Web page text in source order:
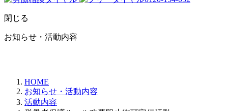
閉じる
お知らせ・活動内容
HOME
お知らせ・活動内容
活動内容